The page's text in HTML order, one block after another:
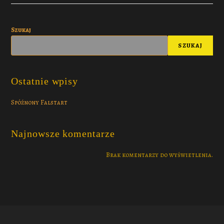
Szukaj
SZUKAJ
Ostatnie wpisy
Spóźnony Falstart
Najnowsze komentarze
Brak komentarzy do wyświetlenia.